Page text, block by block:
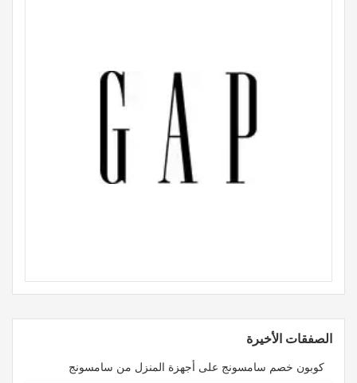
الصفقات الأخيرة
كوبون خصم سامسونج على أجهزة المنزل من سامسونج